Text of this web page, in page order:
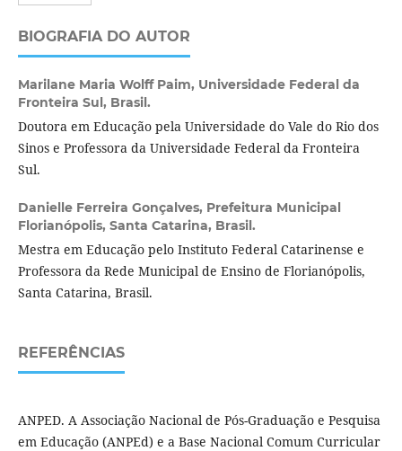
BIOGRAFIA DO AUTOR
Marilane Maria Wolff Paim, Universidade Federal da
Fronteira Sul, Brasil.
Doutora em Educação pela Universidade do Vale do Rio dos
Sinos e Professora da Universidade Federal da Fronteira
Sul.
Danielle Ferreira Gonçalves, Prefeitura Municipal
Florianópolis, Santa Catarina, Brasil.
Mestra em Educação pelo Instituto Federal Catarinense e
Professora da Rede Municipal de Ensino de Florianópolis,
Santa Catarina, Brasil.
REFERÊNCIAS
ANPED. A Associação Nacional de Pós-Graduação e Pesquisa
em Educação (ANPEd) e a Base Nacional Comum Curricular